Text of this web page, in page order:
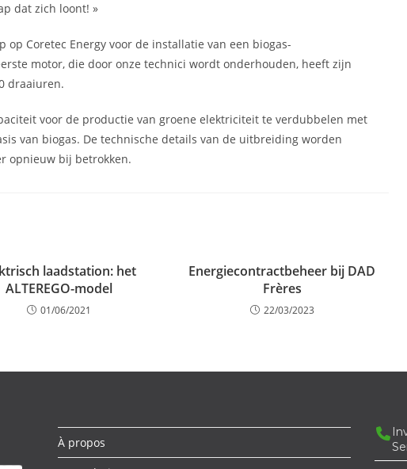
dat zich loont! »
Coretec Energy voor de installatie van een biogas-
motor, die door onze technici wordt onderhouden, heeft zijn
draaiuren.
voor de productie van groene elektriciteit te verdubbelen met
van biogas. De technische details van de uitbreiding worden
opnieuw bij betrokken.
laadstation: het
ALTEREGO-model
01/06/2021
Energiecontractbeheer bij DAD
Frères
22/03/2023
À propos